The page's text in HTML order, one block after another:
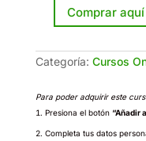
cantidad
Comprar aquí
Categoría: Cursos
Para poder adquirir este
Presiona el botón “Añadir
Completa tus datos